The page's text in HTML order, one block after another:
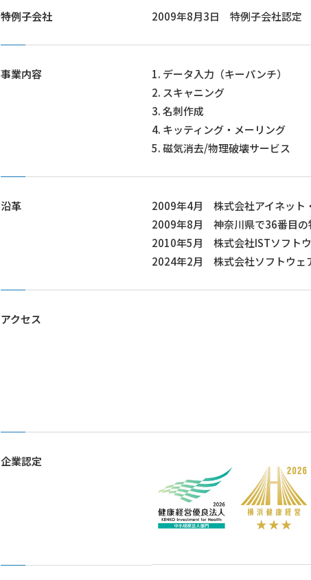
特例子会社 2009年8月3日 特例子会社認定
事業内容
1. データ入力（キーパンチ）
2. スキャニング
3. 名刺作成
4. キッティング・メーリング
5. 磁気消去/物理破壊サービス
沿革
2009年4月 株式会社アイネット
2009年8月 神奈川県で36番目の
2010年5月 株式会社ISTソフト
2024年2月 株式会社ソフトウェ
アクセス
企業認定